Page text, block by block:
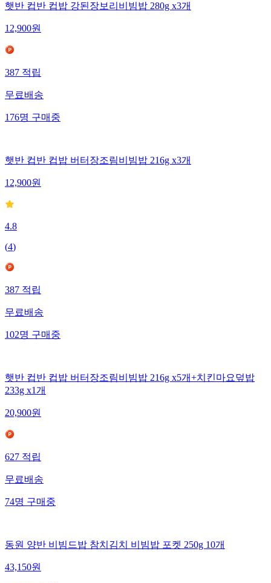
햇반 컵반 컵밥 강된장보리비빔밥 280g x3개
12,900원
387 적립
무료배송
176명 구매중
햇반 컵반 컵밥 버터장조림비빔밥 216g x3개
12,900원
4.8
(4)
387 적립
무료배송
102명 구매중
햇반 컵반 컵밥 버터장조림비빔밥 216g x5개+치킨마요덮밥
233g x1개
20,900원
627 적립
무료배송
74명 구매중
동원 양반 비빔드밥 참치김치 비빔밥 포켓 250g 10개
43,150원